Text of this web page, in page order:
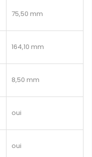
75,50 mm
164,10 mm
8,50 mm
oui
oui